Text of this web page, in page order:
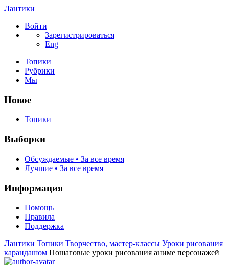
Лантики
Войти
Зарегистрироваться
Eng
Топики
Рубрики
Мы
Новое
Топики
Выборки
Обсуждаемые • За все время
Лучшие • За все время
Информация
Помощь
Правила
Поддержка
Лантики Топики Творчество, мастер-классы Уроки рисования
карандашом Пошаговые уроки рисования аниме персонажей